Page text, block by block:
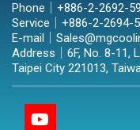
Phone｜ +886-2-2692-
Service｜ +886-2-2694-
E-mail｜
Address｜ 6F, No. 8-11,
Taipei City 221013,